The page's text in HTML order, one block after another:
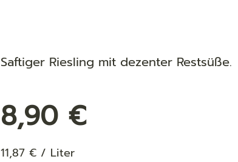
Saftiger Riesling mit dezenter Restsüße.
8,90 €
11,87€ / Liter